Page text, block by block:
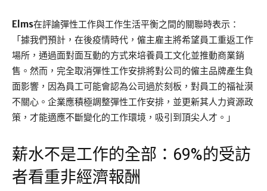
Elms在評論彈性工作與工作生活平衡之間的關聯時表示：
「據我們預計，在後疫情時代，僱主雇主將希望員工重返工作
場所，通過面對面互動的方式來培養員工文化並推動商業銷
售。然而，完全取消彈性工作安排將對公司的僱主品牌產生負
面影響，因為員工可能會認為公司過於刻板，對員工的福祉漠
不關心。企業應積極調整彈性工作安排，並更新其人力資源政
策，才能適應不斷變化的工作環境，吸引到頂尖人才。」
薪水不是工作的全部：69%的受訪
者看重非經濟報酬